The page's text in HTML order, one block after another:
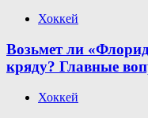
Хоккей
Возьмет ли
кряду? Главные
Хоккей